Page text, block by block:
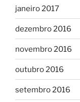
janeiro 2017
dezembro 2016
novembro 2016
outubro 2016
setembro 2016